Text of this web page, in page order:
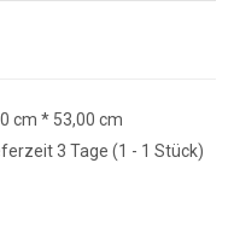
cm * 53,00 cm
3 ​​Tage (1 - 1 Stück)